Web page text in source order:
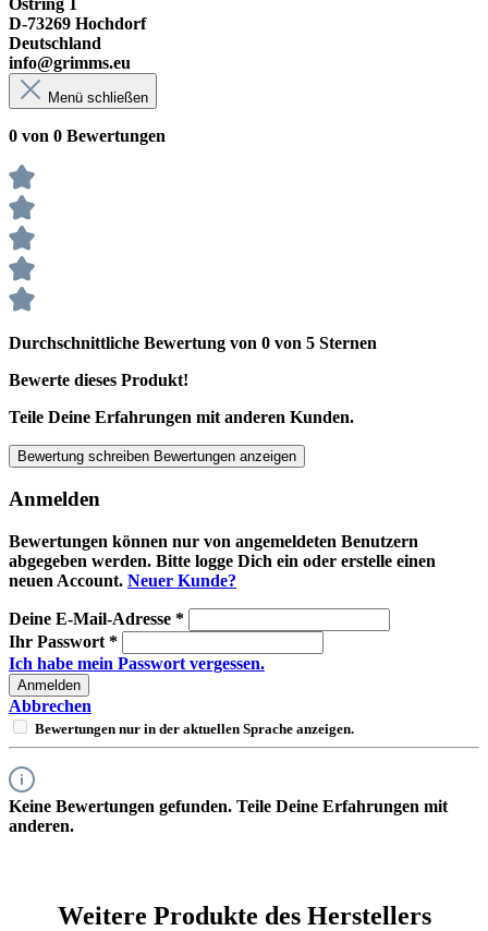
D-73269 Hochdorf
Deutschland
info@grimms.eu
Menü schließen
0 von 0 Bewertungen
Durchschnittliche Bewertung von 0 von 5 Sternen
Bewerte dieses Produkt!
Teile Deine Erfahrungen mit anderen Kunden.
Bewertung schreiben Bewertungen anzeigen
Anmelden
Bewertungen können nur von angemeldeten Benutzern
abgegeben werden. Bitte logge Dich ein oder erstelle einen
neuen Account. Neuer Kunde?
Deine E-Mail-Adresse *
Ihr Passwort *
Ich habe mein Passwort vergessen.
Anmelden
Abbrechen
Bewertungen nur in der aktuellen Sprache anzeigen.
Keine Bewertungen gefunden. Teile Deine Erfahrungen mit
anderen.
Weitere Produkte des Herstellers